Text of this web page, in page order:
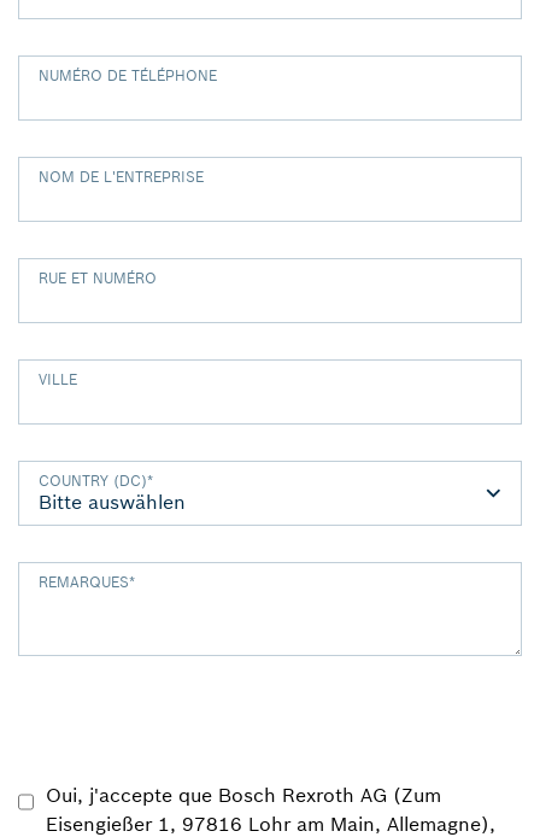
NUMÉRO DE TÉLÉPHONE
NOM DE L'ENTREPRISE
RUE ET NUMÉRO
VILLE
COUNTRY (DC)*
REMARQUES*
Oui, j'accepte que Bosch Rexroth AG (Zum
Eisengießer 1, 97816 Lohr am Main, Allemagne),